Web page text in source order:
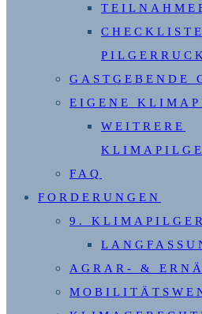
CHECKLISTE
GASTGEBENDE
EIGENE
WEITRERE
FAQ
FORDERUNGEN
9.
AGRAR- &